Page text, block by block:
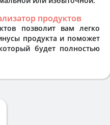
продуктов
позволит вам легко
продукта и поможет
будет полностью